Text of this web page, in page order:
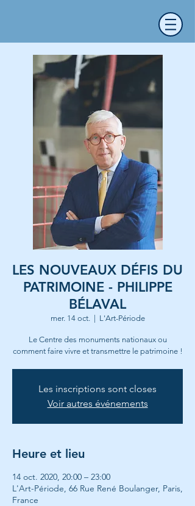
LES NOUVEAUX DÉFIS DU
PATRIMOINE - PHILIPPE
BÉLAVAL
mer. 14 oct.
  |
L'Art-Période
Le Centre des monuments nationaux ou
comment faire vivre et transmettre le patrimoine !
Les inscriptions sont closes
Voir autres événements
Heure et lieu
14 oct. 2020, 20:00 – 23:00
L'Art-Période, 66 Rue René Boulanger, Paris,
France